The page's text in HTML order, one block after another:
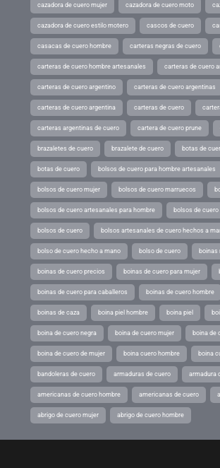
cazadora de cuero mujer cazadora de cuero moto
cazadora de cuero estilo motero cascos de cuero
casacas de cuero hombre carteras negras de cuero
carteras de cuero hombre artesanales carteras de cuero
carteras de cuero argentino carteras de cuero argentinas
carteras de cuero argentina carteras de cuero
carteras argentinas de cuero cartera de cuero prune
brazaletes de cuero brazalete de cuero botas de
botas de cuero bolsos de cuero para hombre artesanales
bolsos de cuero mujer bolsos de cuero marruecos
bolsos de cuero artesanales para hombre bolsos de
bolsos de cuero bolsos artesanales de cuero hechos a
bolso de cuero hecho a mano bolso de cuero boinas
boinas de cuero precios boinas de cuero para mujer
boinas de cuero para caballeros boinas de cuero hombre
boinas de caza boina piel hombre boina piel
boina de cuero negra boina de cuero mujer boina de
boina de cuero de mujer boina cuero hombre boina
bandoleras de cuero armaduras de cuero armadura
americanas de cuero hombre americanas de cuero
abrigo de cuero mujer abrigo de cuero hombre